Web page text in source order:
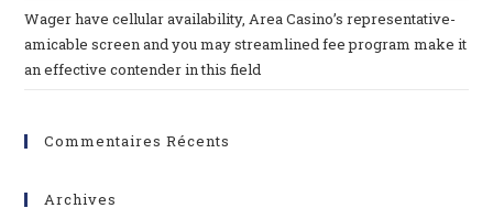
Wager have cellular availability, Area Casino’s representative-
amicable screen and you may streamlined fee program make it
an effective contender in this field
Commentaires Récents
Archives